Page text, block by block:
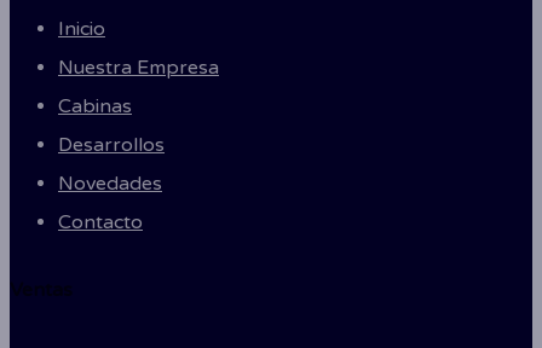
Inicio
Nuestra Empresa
Cabinas
Desarrollos
Novedades
Contacto